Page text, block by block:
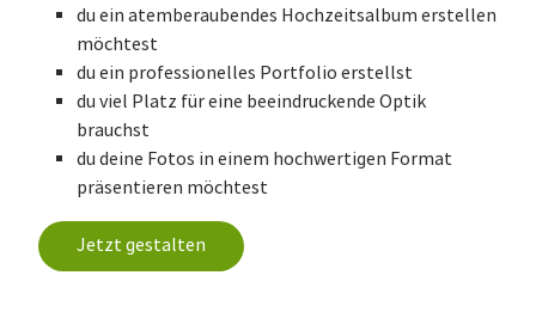
du ein atemberaubendes Hochzeitsalbum erstellen
möchtest
du ein professionelles Portfolio erstellst
du viel Platz für eine beeindruckende Optik
brauchst
du deine Fotos in einem hochwertigen Format
präsentieren möchtest
Jetzt gestalten